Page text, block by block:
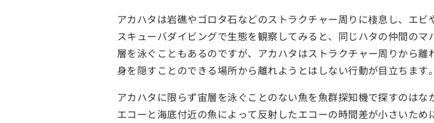
アカハタは岩礁やゴロタ石などのストラクチャー周りに棲息し、エ
スキューバダイビングで生態を観察してみると、同じハタの仲間の
層を泳ぐこともあるのですが、アカハタはストラクチャー周りから
身を隠すことのできる場所から離れようとはしない行動が目立ちます。
アカハタに限らず宙層を泳ぐことのない魚を魚群探知機で探すのは
エコーと海底付近の魚によって反射したエコーの時間差が小さいため